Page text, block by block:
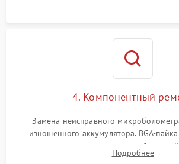
4. Компонентный
Замена неисправного
изношенного аккумулятора. BGA-
контроллеров на материнской плате.
разъемов и кнопок, замена
Подробнее